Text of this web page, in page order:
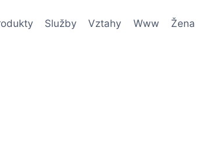
Služby Vztahy Www Žena